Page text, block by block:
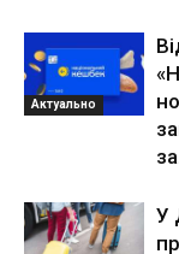
Актуально
У